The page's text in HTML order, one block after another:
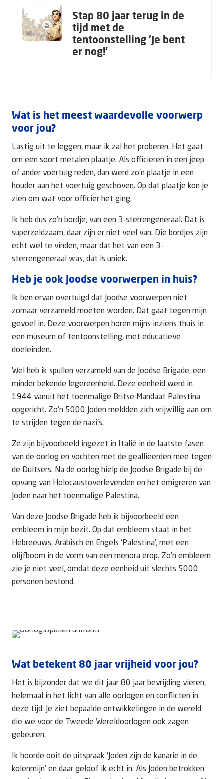
Stap 80 jaar terug in de
tijd met de
tentoonstelling 'Je bent
er nog!'
Wat is het meest waardevolle voorwerp
voor jou?
Lastig uit te leggen, maar ik zal het proberen. Het gaat
om een soort metalen plaatje. Als officieren in een jeep
of ander voertuig reden, dan werd zo’n plaatje in een
houder aan het voertuig geschoven. Op dat plaatje kon je
zien om wat voor officier het ging.
Ik heb dus zo’n bordje, van een 3-sterrengeneraal. Dat is
superzeldzaam, daar zijn er niet veel van. Die bordjes zijn
echt wel te vinden, maar dat het van een 3-
sterrengeneraal was, dat is uniek.
Heb je ook Joodse voorwerpen in huis?
Ik ben ervan overtuigd dat Joodse voorwerpen niet
zomaar verzameld moeten worden. Dat gaat tegen mijn
gevoel in. Deze voorwerpen horen mijns inziens thuis in
een museum of tentoonstelling, met educatieve
doeleinden.
Wel heb ik spullen verzameld van de Joodse Brigade, een
minder bekende legereenheid. Deze eenheid werd in
1944 vanuit het toenmalige Britse Mandaat Palestina
opgericht. Zo’n 5000 Joden meldden zich vrijwillig aan om
te strijden tegen de nazi’s.
Ze zijn bijvoorbeeld ingezet in Italië in de laatste fasen
van de oorlog en vochten met de geallieerden mee tegen
de Duitsers. Na de oorlog hielp de Joodse Brigade bij de
opvang van Holocaustoverlevenden en het emigreren van
Joden naar het toenmalige Palestina.
Van deze Joodse Brigade heb ik bijvoorbeeld een
embleem in mijn bezit. Op dat embleem staat in het
Hebreeuws, Arabisch en Engels ‘Palestina’, met een
olijfboom in de vorm van een menora erop. Zo’n embleem
zie je niet veel, omdat deze eenheid uit slechts 5000
personen bestond.
Wat betekent 80 jaar vrijheid voor jou?
Het is bijzonder dat we dit jaar 80 jaar bevrijding vieren,
helemaal in het licht van alle oorlogen en conflicten in
deze tijd. Je ziet bepaalde ontwikkelingen in de wereld
die we voor de Tweede Wereldoorlogen ook zagen
gebeuren.
Ik hoorde ooit de uitspraak ‘Joden zijn de kanarie in de
kolenmijn’ en daar geloof ik echt in. Als Joden betrokken